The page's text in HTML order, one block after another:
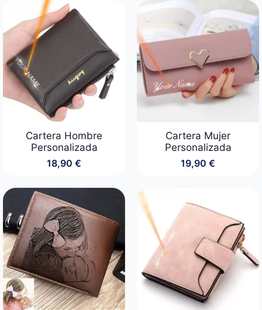
Cartera Hombre
Personalizada
18,90 €
Cartera Mujer
Personalizada
19,90 €